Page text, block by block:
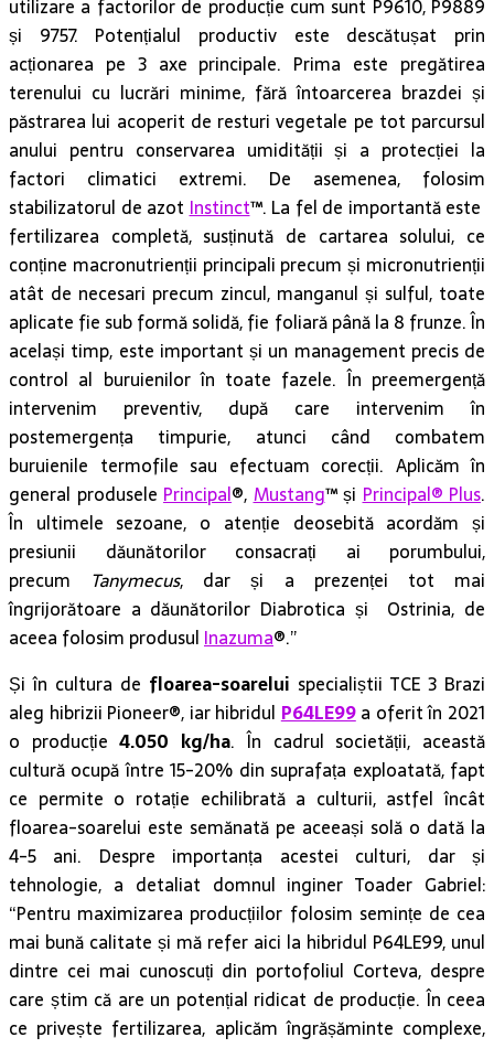
utilizare a factorilor de producție cum sunt P9610, P9889
și 9757. Potențialul productiv este descătușat prin
acționarea pe 3 axe principale. Prima este pregătirea
terenului cu lucrări minime, fără întoarcerea brazdei și
păstrarea lui acoperit de resturi vegetale pe tot parcursul
anului pentru conservarea umidității și a protecției la
factori climatici extremi. De asemenea, folosim
stabilizatorul de azotInstinct™. La fel de importantă este
fertilizarea completă, susținută de cartarea solului, ce
conține macronutrienții principali precum și micronutrienții
atât de necesari precum zincul, manganul și sulful, toate
aplicate fie sub formă solidă, fie foliară până la 8 frunze. În
același timp, este important și un management precis de
control al buruienilor în toate fazele. În preemergență
intervenim preventiv, după care intervenim în
postemergența timpurie, atunci când combatem
buruienile termofile sau efectuam corecții. Aplicăm în
general produsele Principal®,Mustang™ șiPrincipal® Plus.
În ultimele sezoane, o atenție deosebită acordăm și
presiunii dăunătorilor consacrați ai porumbului,
precum Tanymecus, dar și a prezenței tot mai
îngrijorătoare a dăunătorilor Diabrotica și Ostrinia, de
aceea folosim produsulInazuma®.”
Și în cultura de floarea-soarelui specialiștii TCE 3 Brazi
aleg hibrizii Pioneer®, iar hibridulP64LE99a oferit în 2021
o producție4.050 kg/ha. În cadrul societății, această
cultură ocupă între 15-20% din suprafața exploatată, fapt
ce permite o rotație echilibrată a culturii, astfel încât
floarea-soarelui este semănată pe aceeași solă o dată la
4-5 ani. Despre importanța acestei culturi, dar și
tehnologie, a detaliat domnul inginer Toader Gabriel:
“Pentru maximizarea producțiilor folosim semințe de cea
mai bună calitate și mă refer aici la hibridul P64LE99, unul
dintre cei mai cunoscuți din portofoliul Corteva, despre
care știm că are un potențial ridicat de producție. În ceea
ce privește fertilizarea, aplicăm îngrășăminte complexe,